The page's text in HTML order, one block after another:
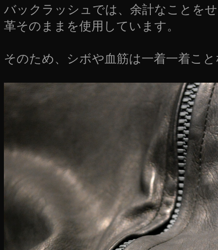
バックラッシュでは、余計なことを
革そのままを使用しています。
そのため、シボや血筋は一着一着こ